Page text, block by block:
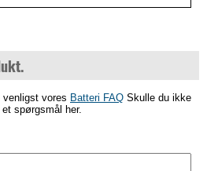
venligst vores Batteri FAQ Skulle du ikke
spørgsmål her.